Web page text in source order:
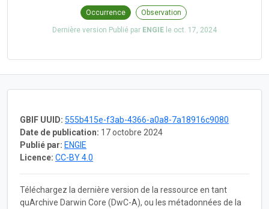
Occurrence Observation
Dernière version Publié par ENGIE le oct. 17, 2024
GBIF UUID: 555b415e-f3ab-4366-a0a8-7a18916c9080
Date de publication: 17 octobre 2024
Publié par: ENGIE
Licence: CC-BY 4.0
Téléchargez la dernière version de la ressource en tant
quArchive Darwin Core (DwC-A), ou les métadonnées de la